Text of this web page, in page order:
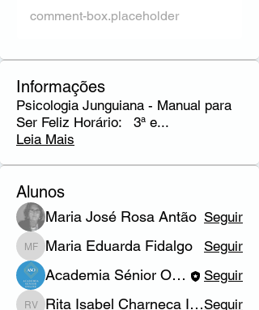
comment-box.placeholder
Informações
Psicologia Junguiana - Manual para
Ser Feliz Horário: 3ª e...
Leia Mais
Alunos
Maria José Rosa Antão Seguir
Maria Eduarda Fidalgo
Maria Eduarda Fidalgo Seguir
Academia Sénior Online Seguir
Rita Isabel Charneca Inácio VasconcelosSeguir